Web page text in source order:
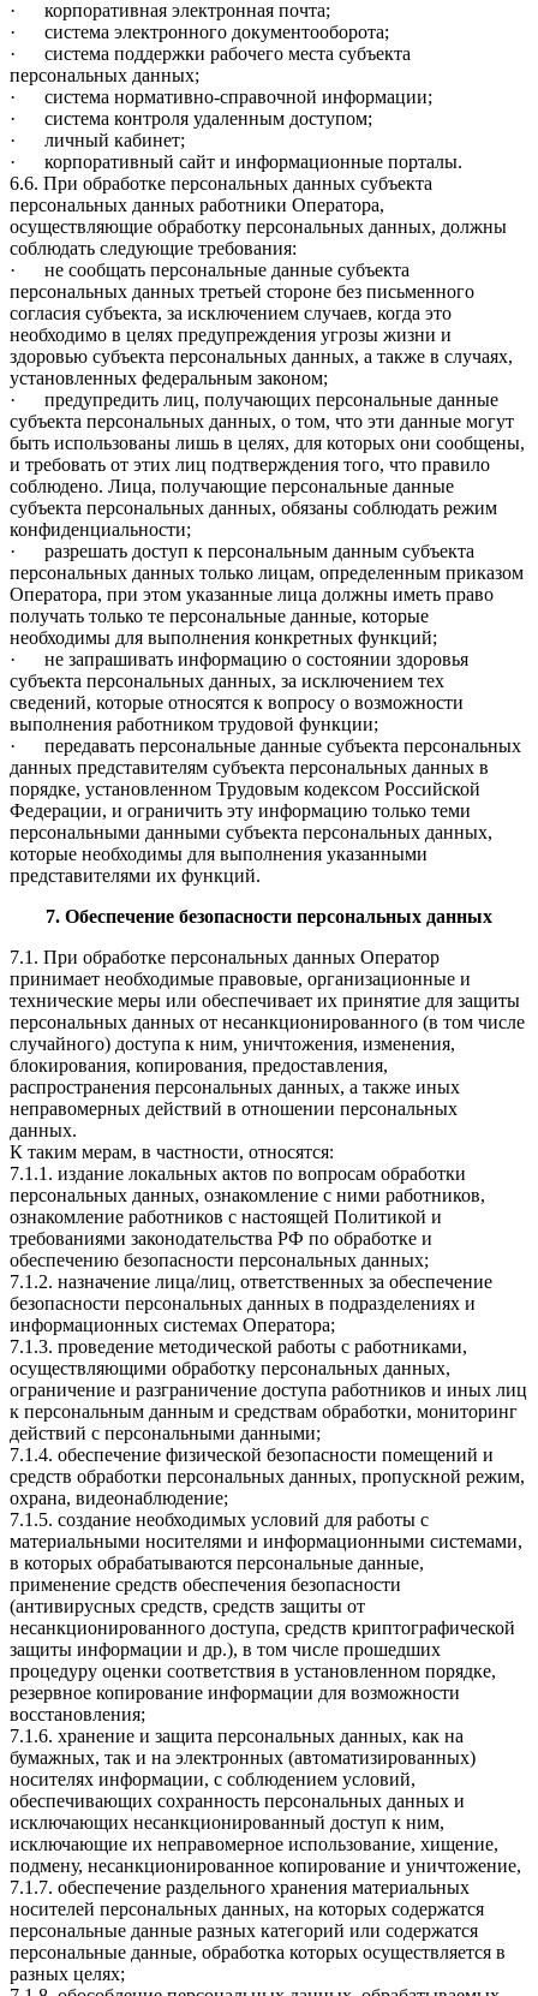
· корпоративная электронная почта;
· система электронного документооборота;
· система поддержки рабочего места субъекта
персональных данных;
· система нормативно-справочной информации;
· система контроля удаленным доступом;
· личный кабинет;
· корпоративный сайт и информационные порталы.
6.6. При обработке персональных данных субъекта
персональных данных работники Оператора,
осуществляющие обработку персональных данных, должны
соблюдать следующие требования:
· не сообщать персональные данные субъекта
персональных данных третьей стороне без письменного
согласия субъекта, за исключением случаев, когда это
необходимо в целях предупреждения угрозы жизни и
здоровью субъекта персональных данных, а также в случаях,
установленных федеральным законом;
· предупредить лиц, получающих персональные данные
субъекта персональных данных, о том, что эти данные могут
быть использованы лишь в целях, для которых они сообщены,
и требовать от этих лиц подтверждения того, что правило
соблюдено. Лица, получающие персональные данные
субъекта персональных данных, обязаны соблюдать режим
конфиденциальности;
· разрешать доступ к персональным данным субъекта
персональных данных только лицам, определенным приказом
Оператора, при этом указанные лица должны иметь право
получать только те персональные данные, которые
необходимы для выполнения конкретных функций;
· не запрашивать информацию о состоянии здоровья
субъекта персональных данных, за исключением тех
сведений, которые относятся к вопросу о возможности
выполнения работником трудовой функции;
· передавать персональные данные субъекта персональных
данных представителям субъекта персональных данных в
порядке, установленном Трудовым кодексом Российской
Федерации, и ограничить эту информацию только теми
персональными данными субъекта персональных данных,
которые необходимы для выполнения указанными
представителями их функций.
7. Обеспечение безопасности персональных данных
7.1. При обработке персональных данных Оператор
принимает необходимые правовые, организационные и
технические меры или обеспечивает их принятие для защиты
персональных данных от несанкционированного (в том числе
случайного) доступа к ним, уничтожения, изменения,
блокирования, копирования, предоставления,
распространения персональных данных, а также иных
неправомерных действий в отношении персональных
данных.
К таким мерам, в частности, относятся:
7.1.1. издание локальных актов по вопросам обработки
персональных данных, ознакомление с ними работников,
ознакомление работников с настоящей Политикой и
требованиями законодательства РФ по обработке и
обеспечению безопасности персональных данных;
7.1.2. назначение лица/лиц, ответственных за обеспечение
безопасности персональных данных в подразделениях и
информационных системах Оператора;
7.1.3. проведение методической работы с работниками,
осуществляющими обработку персональных данных,
ограничение и разграничение доступа работников и иных лиц
к персональным данным и средствам обработки, мониторинг
действий с персональными данными;
7.1.4. обеспечение физической безопасности помещений и
средств обработки персональных данных, пропускной режим,
охрана, видеонаблюдение;
7.1.5. создание необходимых условий для работы с
материальными носителями и информационными системами,
в которых обрабатываются персональные данные,
применение средств обеспечения безопасности
(антивирусных средств, средств защиты от
несанкционированного доступа, средств криптографической
защиты информации и др.), в том числе прошедших
процедуру оценки соответствия в установленном порядке,
резервное копирование информации для возможности
восстановления;
7.1.6. хранение и защита персональных данных, как на
бумажных, так и на электронных (автоматизированных)
носителях информации, с соблюдением условий,
обеспечивающих сохранность персональных данных и
исключающих несанкционированный доступ к ним,
исключающие их неправомерное использование, хищение,
подмену, несанкционированное копирование и уничтожение,
7.1.7. обеспечение раздельного хранения материальных
носителей персональных данных, на которых содержатся
персональные данные разных категорий или содержатся
персональные данные, обработка которых осуществляется в
разных целях;